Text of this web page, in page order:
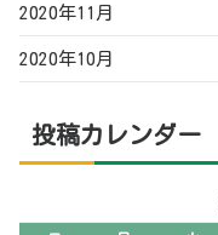
2020年11月
2020年10月
投稿カレンダー